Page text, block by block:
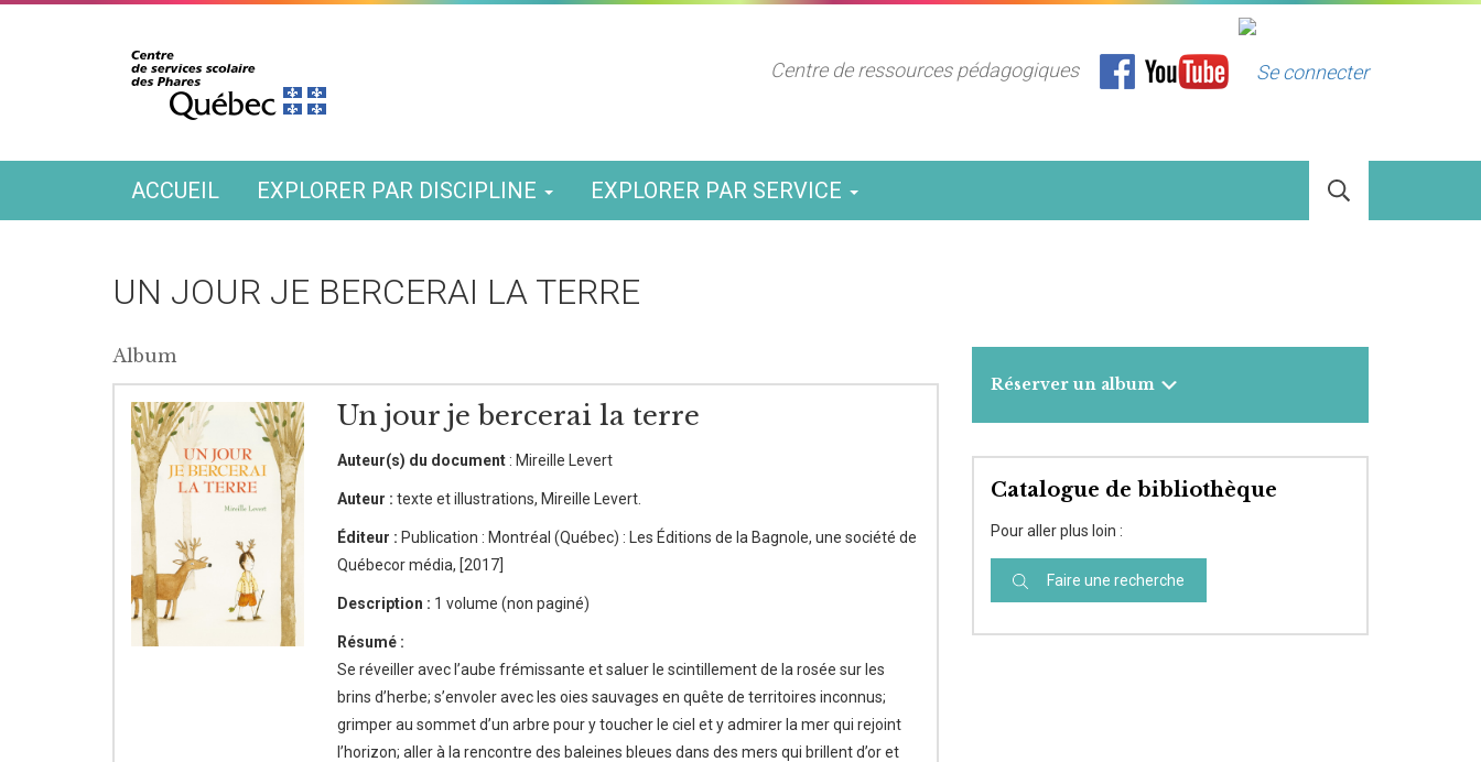
Centre de ressources pédagogiques
ACCUEIL EXPLORER PAR DISCIPLINE EXPLORER PAR SERVICE
UN JOUR JE BERCERAI LA TERRE
Album
Un jour je bercerai la terre
Auteur(s) du document: Mireille Levert
Auteur : texte et illustrations, Mireille Levert.
Éditeur : Publication : Montréal (Québec) : Les Éditions de la Bagnole, une société de
Québecor média, [2017]
Description : 1 volume (non paginé)
Résumé :
Se réveiller avec l’aube frémissante et saluer le scintillement de la rosée sur les
brins d’herbe; s’envoler avec les oies sauvages en quête de territoires inconnus;
grimper au sommet d’un arbre pour y toucher le ciel et y admirer la mer qui rejoint
l’horizon; aller à la rencontre des baleines bleues dans des mers qui brillent d’or et
Réserver un album
Catalogue de bibliothèque
Pour aller plus loin :
Faire une recherche